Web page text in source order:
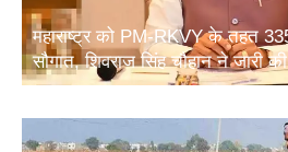
महाराष्ट्र को PM-RKVY के तहत
सौगात, शिवराज सिंह चौहान ने जारी